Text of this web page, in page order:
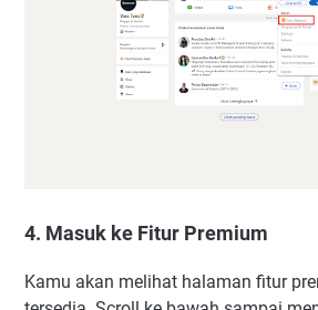
4. Masuk ke Fitur Premium
Kamu akan melihat halaman fitur